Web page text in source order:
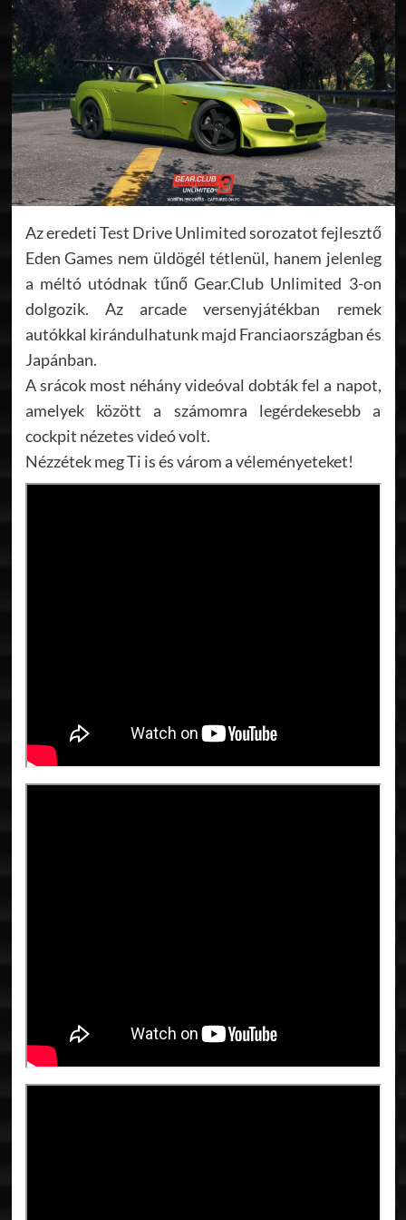
Az eredeti Test Drive Unlimited sorozatot fejlesztő
Eden Games nem üldögél tétlenül, hanem jelenleg
a méltó utódnak tűnő Gear.Club Unlimited 3-on
dolgozik. Az arcade versenyjátékban remek
autókkal kirándulhatunk majd Franciaországban és
Japánban.
A srácok most néhány videóval dobták fel a napot,
amelyek között a számomra legérdekesebb a
cockpit nézetes videó volt.
Nézzétek meg Ti is és várom a véleményeteket!